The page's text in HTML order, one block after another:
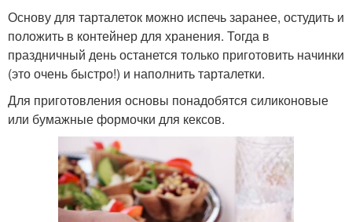
Основу для тарталеток можно испечь заранее, остудить и
положить в контейнер для хранения. Тогда в
праздничный день останется только приготовить начинки
(это очень быстро!) и наполнить тарталетки.
Для приготовления основы понадобятся силиконовые
или бумажные формочки для кексов.